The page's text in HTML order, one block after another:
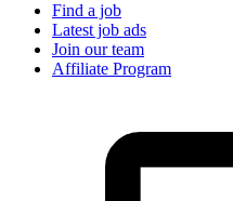
Find a job
Latest job ads
Join our team
Affiliate Program